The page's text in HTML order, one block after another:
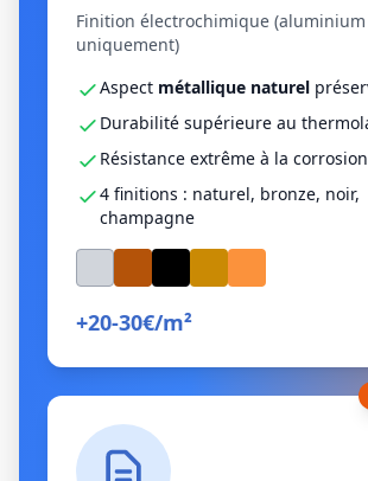
Finition électrochimique (aluminium
uniquement)
Aspect métallique naturel
Durabilité supérieure au
Résistance extrême à la corrosion
4 finitions : naturel, bronze, noir,
champagne
+20-30€/m²